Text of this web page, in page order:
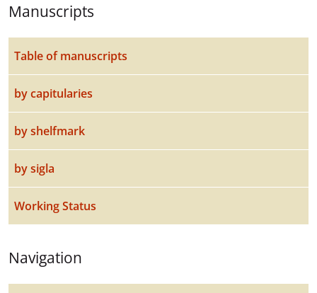
Manuscripts
Table of manuscripts
by capitularies
by shelfmark
by sigla
Working Status
Navigation